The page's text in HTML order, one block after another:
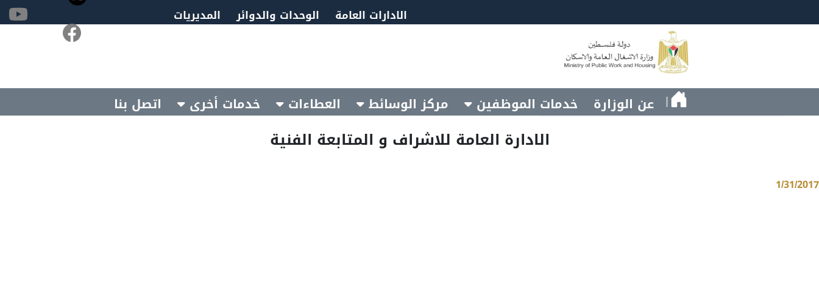
الادارات العامة الوحدات والدوائر المديريات
| عن الوزارة خدمات الموظفين مركز الوسائط العطاءات خدمات أخرى اتصل بنا
الادارة العامة للاشراف و المتابعة الفنية
1/31/2017